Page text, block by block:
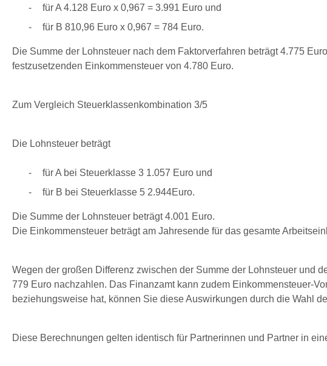
für A 4.128 Euro x 0,967 = 3.991 Euro und
für B 810,96 Euro x 0,967 = 784 Euro.
Die Summe der Lohnsteuer nach dem Faktorverfahren beträgt 4.775
festzusetzenden Einkommensteuer von 4.780 Euro.
Zum Vergleich Steuerklassenkombination 3/5
Die Lohnsteuer beträgt
für A bei Steuerklasse 3 1.057 Euro und
für B bei Steuerklasse 5 2.944Euro.
Die Summe der Lohnsteuer beträgt 4.001 Euro.
Die Einkommensteuer beträgt am Jahresende für das gesamte
Wegen der großen Differenz zwischen der Summe der Lohnsteuer und
779 Euro nachzahlen. Das Finanzamt kann zudem Einkommensteuer-
beziehungsweise hat, können Sie diese Auswirkungen durch die Wahl
Diese Berechnungen gelten identisch für Partnerinnen und Partner in